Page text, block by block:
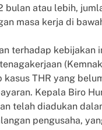
bulan atau lebih,
masa kerja di
terhadap kebijakan
kasus THR yang
Kepala Biro
telah diadukan
pengusaha,